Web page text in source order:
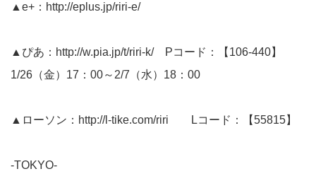
▲e+： http://eplus.jp/riri-e/
▲ぴあ： http://w.pia.jp/t/riri-k/Pコード：【106-440】
1/26（金）17：00～2/7（水）18：00
▲ローソン： http://l-tike.com/riri Lコード：【55815】
-TOKYO-